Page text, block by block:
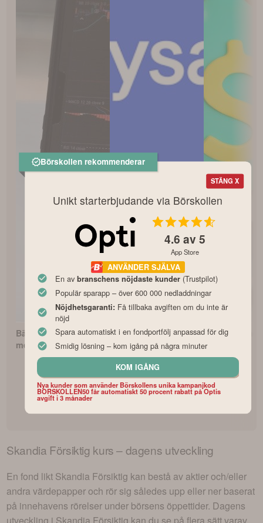
Bästa indexfonderna
med lägst avgifter
Så börjar du
fondspara med Lysas
fondrobot
Fonderna
avkastning
Skandia Försiktig kurs – dagens utveckling
En fond likt Skandia Försiktig kan bestå av aktier och/eller
andra värdepapper och rör sig således upp eller ner baserat
på innehavens rörelser under börsens öppettider. Dagens
STÄNG X
Börskollen rekommenderar
Unikt starterbjudande via Börskollen
4.6 av 5
App Store
ANVÄNDER SJÄLVA
En av branschens nöjdaste kunder(Trustpilot)
Populär sparapp – över 600 000 nedladdningar
Nöjdhetsgaranti: Få tillbaka avgiften om du inte är
nöjd
Spara automatiskt i en fondportfölj anpassad för dig
Smidig lösning – kom igång på några minuter
KOM IGÅNG
Nya kunder som använder Börskollens unika kampanjkod
BORSKOLLEN50 får automatiskt 50 procent rabatt på Optis
avgift i 3 månader